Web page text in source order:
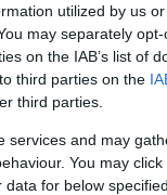
utilized by us
may separately
on the IAB’s list of
third parties on the
third parties.
services and may
You may
for below
Παρασκευή 14-
έως 14:30 ...
Δήμαρχο